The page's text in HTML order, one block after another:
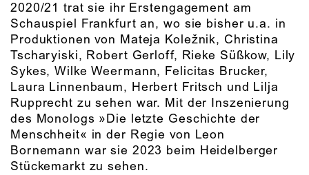
2020/21 trat sie ihr Erstengagement am
Schauspiel Frankfurt an, wo sie bisher u.a. in
Produktionen von Mateja Koležnik, Christina
Tscharyiski, Robert Gerloff, Rieke Süßkow, Lily
Sykes, Wilke Weermann, Felicitas Brucker,
Laura Linnenbaum, Herbert Fritsch und Lilja
Rupprecht zu sehen war. Mit der Inszenierung
des Monologs »Die letzte Geschichte der
Menschheit« in der Regie von Leon
Bornemann war sie 2023 beim Heidelberger
Stückemarkt zu sehen.